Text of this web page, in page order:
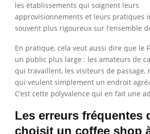
les établissements qui soignent leurs
approvisionnements et leurs pratiques
souvent plus rigoureux sur l’ensemble
En pratique, cela veut aussi dire que le
un public plus large : les amateurs de
qui travaillent, les visiteurs de passage,
qui veulent simplement un endroit
C’est cette polyvalence qui en fait une
Les erreurs fréquentes
choisit un coffee shop